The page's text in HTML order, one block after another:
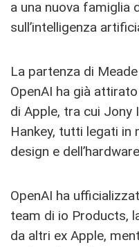
a una nuova famiglia
sull’intelligenza
La partenza di
OpenAI ha già
di Apple, tra cui Jony
Hankey, tutti legati in
design e
OpenAI ha
team di io Products,
da altri ex Apple,